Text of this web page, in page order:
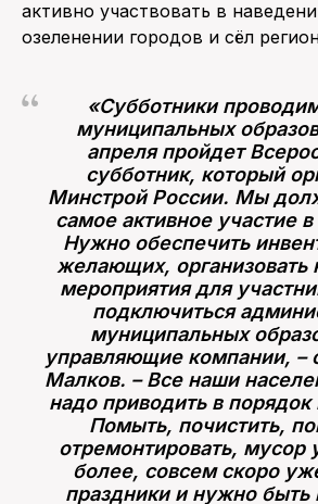
активно участвовать в
озеленении городов и сёл
«Субботники
муниципальных
апреля пройдет
субботник, который
Минстрой России. Мы
самое активное участие
Нужно обеспечить
желающих, организовать
мероприятия для
подключиться
муниципальных
управляющие компании, –
Малков. – Все наши
надо приводить в
Помыть, почистить,
отремонтировать, мусор
более, совсем скоро
праздники и нужно быть